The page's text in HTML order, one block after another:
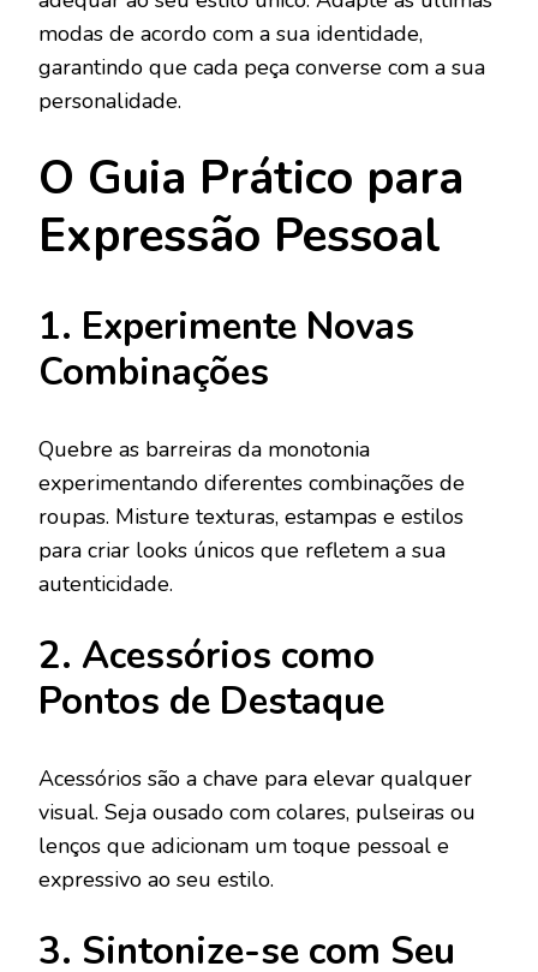
modas de acordo com a sua identidade,
garantindo que cada peça converse com a sua
personalidade.
O Guia Prático para
Expressão Pessoal
1. Experimente Novas
Combinações
Quebre as barreiras da monotonia
experimentando diferentes combinações de
roupas. Misture texturas, estampas e estilos
para criar looks únicos que refletem a sua
autenticidade.
2. Acessórios como
Pontos de Destaque
Acessórios são a chave para elevar qualquer
visual. Seja ousado com colares, pulseiras ou
lenços que adicionam um toque pessoal e
expressivo ao seu estilo.
3. Sintonize-se com Seu